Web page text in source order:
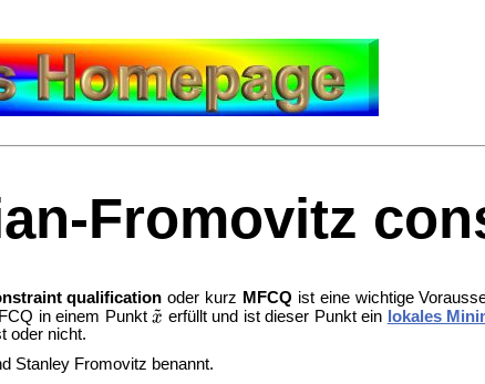
Fromovitz
qualification oder kurz MFCQ ist eine wichtige
in einem Punkt
erfüllt und ist dieser Punkt ein lokales
oder nicht.
Stanley Fromovitz benannt.